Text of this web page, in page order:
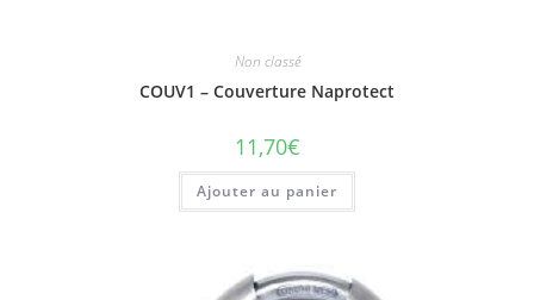
Non classé
COUV1 – Couverture Naprotect
11,70€
Ajouter au panier